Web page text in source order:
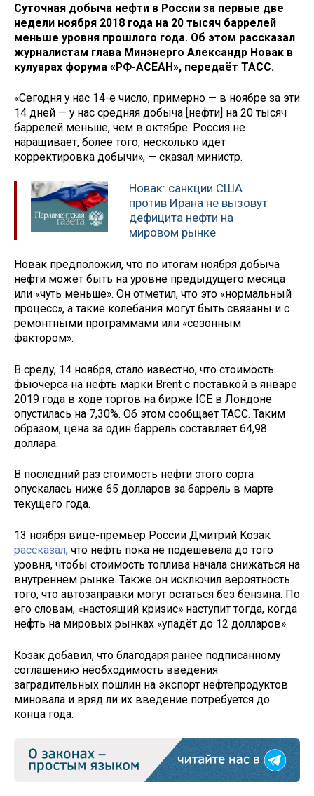
Суточная добыча нефти в России за первые две
недели ноября 2018 года на 20 тысяч баррелей
меньше уровня прошлого года. Об этом рассказал
журналистам глава Минэнерго Александр Новак в
кулуарах форума «РФ-АСЕАН», передаёт ТАСС.
«Сегодня у нас 14-е число, примерно — в ноябре за эти
14 дней — у нас средняя добыча [нефти] на 20 тысяч
баррелей меньше, чем в октябре. Россия не
наращивает, более того, несколько идёт
корректировка добычи», — сказал министр.
Новак: санкции США
против Ирана не вызовут
дефицита нефти на
мировом рынке
Новак предположил, что по итогам ноября добыча
нефти может быть на уровне предыдущего месяца
или «чуть меньше». Он отметил, что это «нормальный
процесс», а такие колебания могут быть связаны и с
ремонтными программами или «сезонным
фактором».
В среду, 14 ноября, стало известно, что стоимость
фьючерса на нефть марки Brent с поставкой в январе
2019 года в ходе торгов на бирже ICE в Лондоне
опустилась на 7,30%. Об этом сообщает ТАСС. Таким
образом, цена за один баррель составляет 64,98
доллара.
В последний раз стоимость нефти этого сорта
опускалась ниже 65 долларов за баррель в марте
текущего года.
13 ноября вице-премьер России Дмитрий Козак
рассказал, что нефть пока не подешевела до того
уровня, чтобы стоимость топлива начала снижаться на
внутреннем рынке. Также он исключил вероятность
того, что автозаправки могут остаться без бензина. По
его словам, «настоящий кризис» наступит тогда, когда
нефть на мировых рынках «упадёт до 12 долларов».
Козак добавил, что благодаря ранее подписанному
соглашению необходимость введения
заградительных пошлин на экспорт нефтепродуктов
миновала и вряд ли их введение потребуется до
конца года.